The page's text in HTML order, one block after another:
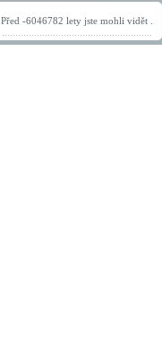
Před -6046782 lety jste mohli vidět .